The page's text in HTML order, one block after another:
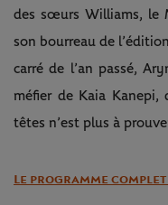
des sœurs Williams, le
son bourreau de
carré de l’an passé,
méfier de Kaia
têtes n’est plus à
Le programme complet